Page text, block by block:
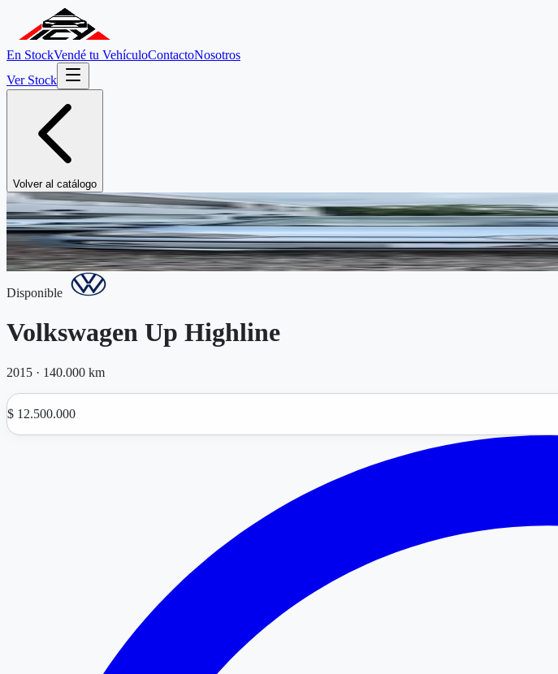
En StockVendé tu VehículoContactoNosotros
Ver Stock
Volver al catálogo
Disponible
Volkswagen Up Highline
2015 · 140.000 km
$ 12.500.000